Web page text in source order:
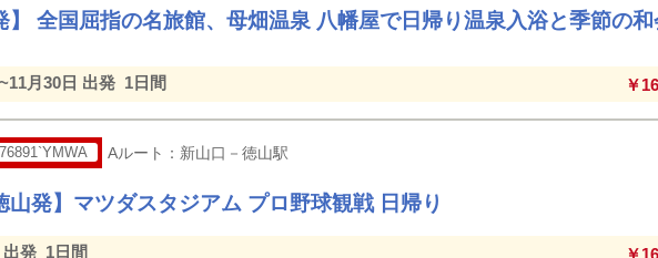
】 全国屈指の名旅館、母畑温泉 八幡屋で日帰り温泉入浴と季節の
月30日 出発 1日間 ￥
Aルート：新山口－徳山駅
山発】マツダスタジアム プロ野球観戦 日帰り
出発 1日間 ￥